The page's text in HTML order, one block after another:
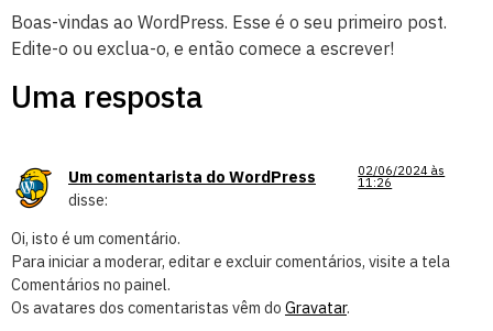
Boas-vindas ao WordPress. Esse é o seu primeiro post.
Edite-o ou exclua-o, e então comece a escrever!
Uma resposta
Um comentarista do WordPress
disse:
02/06/2024 às
11:26
Oi, isto é um comentário.
Para iniciar a moderar, editar e excluir comentários, visite a tela
Comentários no painel.
Os avatares dos comentaristas vêm do Gravatar.